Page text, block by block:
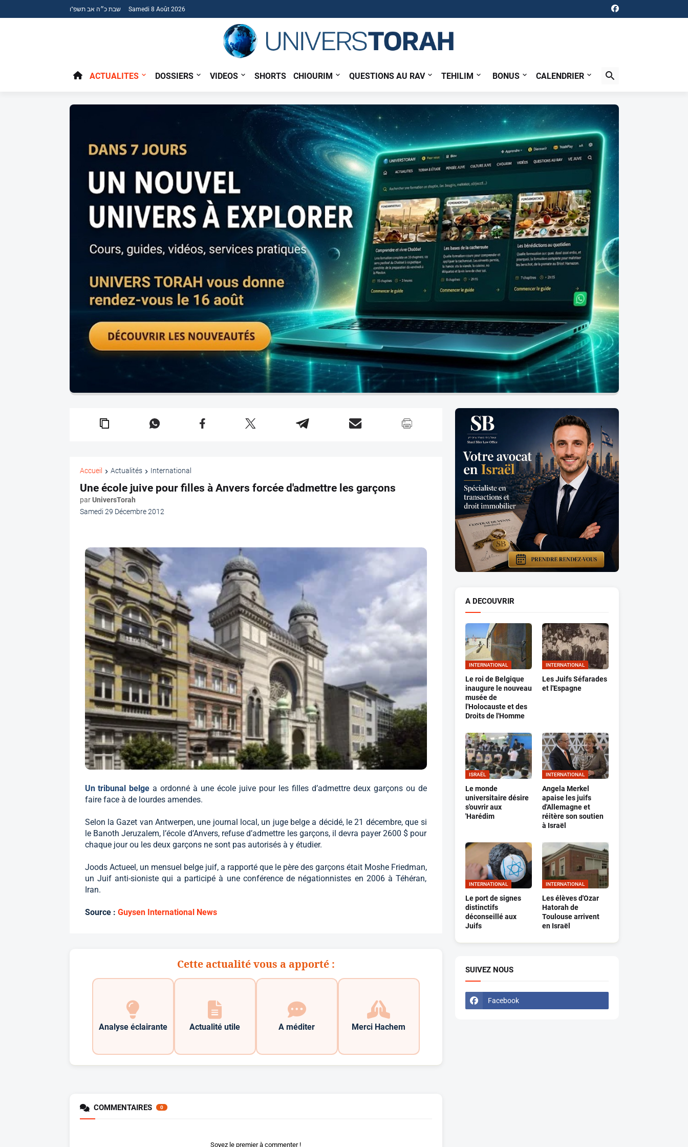
שבת כ״ה אב תשפ"ו Samedi 8 Août 2026
ACTUALITES DOSSIERS VIDEOS SHORTS CHIOURIM QUESTIONS AU RAV TEHILIM BONUS CALENDRIER
Accueil Actualités International
Une école juive pour filles à Anvers forcée d'admettre les garçons
parUniversTorah
Samedi 29 Décembre 2012
Un tribunal belgea ordonné à une école juive pour les filles d’admettre deux garçons ou de
faire face à de lourdes amendes.
Selon la Gazet van Antwerpen, une journal local, un juge belge a décidé, le 21 décembre, que si
le Banoth Jeruzalem, l’école d’Anvers, refuse d’admettre les garçons, il devra payer 2600 $ pour
chaque jour ou les deux garçons ne sont pas autorisés à y étudier.
Joods Actueel, un mensuel belge juif, a rapporté que le père des garçons était Moshe Friedman,
un Juif anti-sioniste qui a participé à une conférence de négationnistes en 2006 à Téhéran,
Iran.
Source : Guysen International News
Cette actualité vous a apporté :
Analyse éclairante Actualité utile A méditer Merci Hachem
COMMENTAIRES 0
Soyez le premier à commenter !
A DECOUVRIR
INTERNATIONAL
Le roi de Belgique
inaugure le nouveau
musée de
l'Holocauste et des
Droits de l'Homme
INTERNATIONAL
Les Juifs Séfarades
et l'Espagne
ISRAËL
Le monde
universitaire désire
s'ouvrir aux
'Harédim
INTERNATIONAL
Angela Merkel
apaise les juifs
d'Allemagne et
réitère son soutien
à Israël
INTERNATIONAL
Le port de signes
distinctifs
déconseillé aux
Juifs
INTERNATIONAL
Les élèves d'Ozar
Hatorah de
Toulouse arrivent
en Israël
SUIVEZ NOUS
Facebook